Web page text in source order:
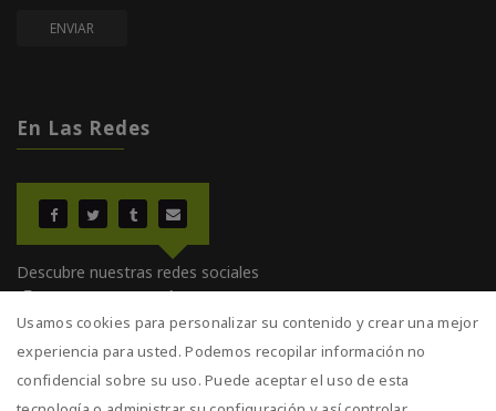
En Las Redes
Descubre nuestras redes sociales
¡Entra y comparte!
Usamos cookies para personalizar su contenido y crear una mejor
experiencia para usted. Podemos recopilar información no
confidencial sobre su uso. Puede aceptar el uso de esta